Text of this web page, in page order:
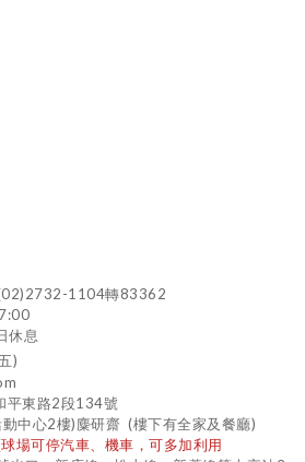
(02)2732-1104轉83362
息
)
平東路2段134號
中心2樓)麋研齋 (樓下有全家及餐廳)
場可停汽車、機車，可多加利用